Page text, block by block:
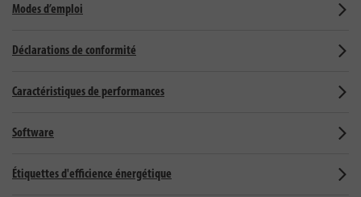
Modes d’emploi
Déclarations de conformité
Caractéristiques de performances
Software
Étiquettes d'efficience énergétique